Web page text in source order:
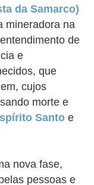
da Samarco)
mineradora na
de
e
que
cujos
morte e
Santo e
nova fase,
pessoas e